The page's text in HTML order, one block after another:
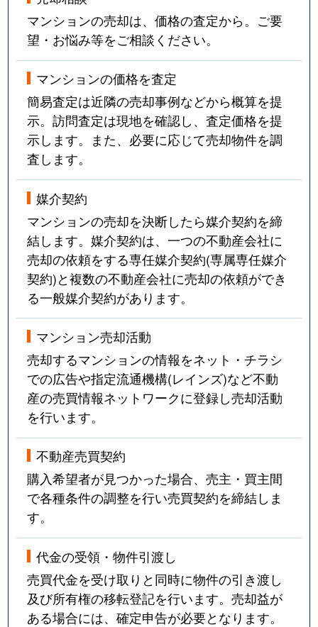
マンションの売却は、価格の査定から。ご要
望・お悩み等をご相談ください。
マンションの価格を査定
簡易査定は近隣の売却事例などから概算を提
示。訪問査定は現地を確認し、査定価格を提
示します。また、必要に応じて売却物件を調
査します。
媒介契約
マンションの売却を決断したら媒介契約を締
結します。媒介契約は、一つの不動産会社に
売却の依頼をする専任媒介契約(専属専任媒介
契約)と複数の不動産会社に売却の依頼ができ
る一般媒介契約があります。
マンション売却活動
売却するマンションの情報をネット・チラシ
での広告や指定流通機構(レインズ)など不動
産の売買情報ネットワークに登録し売却活動
を行います。
不動産売買契約
購入希望者が見つかった場合、売主・買主間
で各種条件の調整を行い売買契約を締結しま
す。
代金の受領・物件引渡し
売買代金を受け取りと同時に物件の引き渡し
及び所有権の移転登記を行います。売却益が
ある場合には、確定申告が必要となります。